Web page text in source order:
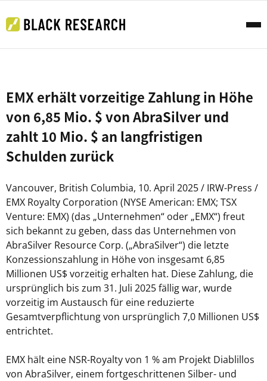
EMX erhält vorzeitige Zahlung in Höhe
von 6,85 Mio. $ von AbraSilver und
zahlt 10 Mio. $ an langfristigen
Schulden zurück
Vancouver, British Columbia, 10. April 2025 / IRW-Press /
EMX Royalty Corporation (NYSE American: EMX; TSX
Venture: EMX) (das „Unternehmen“ oder „EMX“) freut
sich bekannt zu geben, dass das Unternehmen von
AbraSilver Resource Corp. („AbraSilver“) die letzte
Konzessionszahlung in Höhe von insgesamt 6,85
Millionen US$ vorzeitig erhalten hat. Diese Zahlung, die
ursprünglich bis zum 31. Juli 2025 fällig war, wurde
vorzeitig im Austausch für eine reduzierte
Gesamtverpflichtung von ursprünglich 7,0 Millionen US$
entrichtet.
EMX hält eine NSR-Royalty von 1 % am Projekt Diablillos
von AbraSilver, einem fortgeschrittenen Silber- und